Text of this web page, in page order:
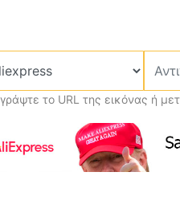
το URL της εικόνας ή